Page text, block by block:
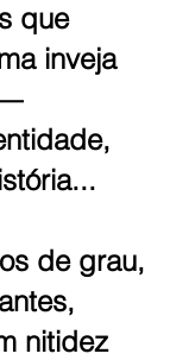
que
inveja
de grau,
nitidez